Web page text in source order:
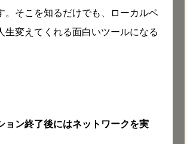
。そこを知るだけでも、ローカルベ
生変えてくれる面白いツールになる
ョン終了後にはネットワークを実